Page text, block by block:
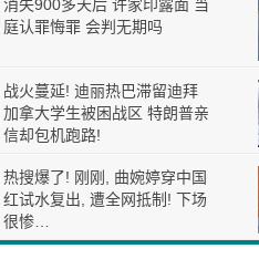
消失900多天后 许家印露面 当
庭认罪悔罪 会判无期吗
战火蔓延! 迪丽热巴滞留迪拜
加拿大学生被困战区 特朗普亲
信却包机跑路!
热搜爆了! 刚刚, 曲婉婷穿中国
红试水复出, 遭全网抵制! 下场
很惨…